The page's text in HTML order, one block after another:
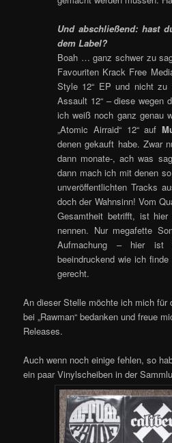
Und abschließend: hast
dem Label?
Boah … ganz schwer zu
Favouriten Krack Free
Style 12“ EP und nicht zu
Assault 12“ – diese wegen
ich weiß noch ganz genau
„Atomic Airraid“ 12“ auf
denen gekauft habe. Zwar
dann monate-, ach was
dann mach ich mit denen
unveröffentlichten Tracks
doch der Wahnsinn! Vom
Gesamtheit betrifft, ist
nennen. Nur megafette
Aufmachung – hier ist
beeindruckend wie ich
gerecht.
An dieser Stelle möchte ich mich für
bei „Rawman“ bedanken und freue
Releases.
Auch wenn noch einige fehlen, so
ein paar Vinylscheiben in der